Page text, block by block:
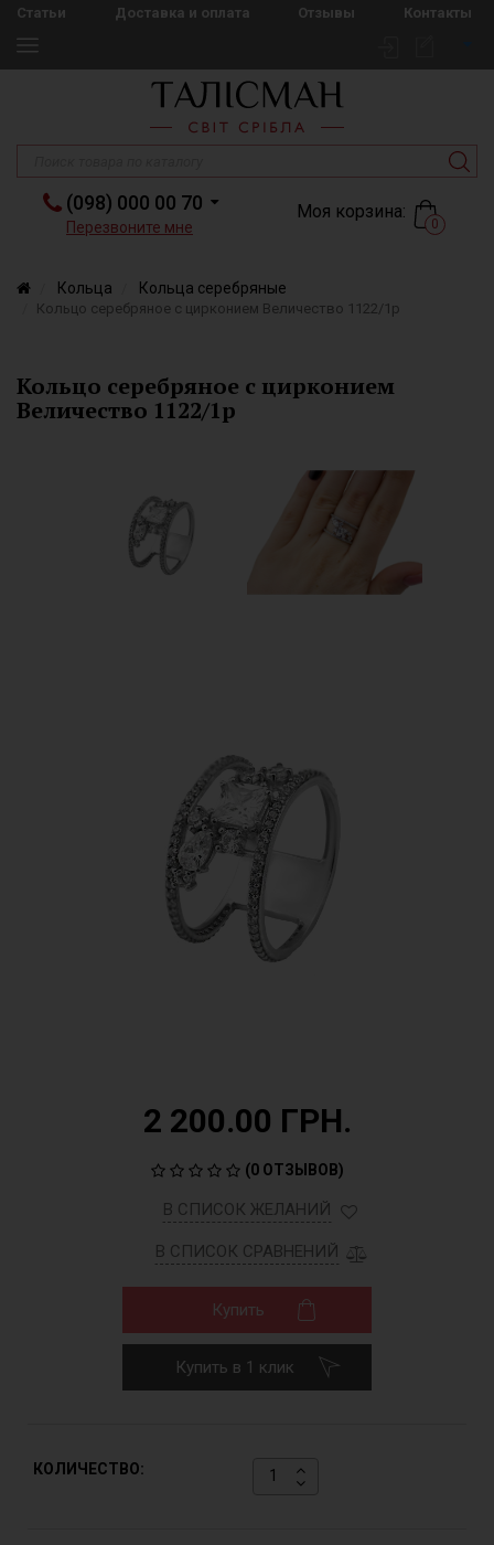
Статьи Доставка и оплата Отзывы Контакты
(098) 000 00 70
Перезвоните мне
Моя корзина:
0
Кольца Кольца серебряные
Кольцо серебряное с цирконием Величество 1122/1р
Кольцо серебряное с цирконием
Величество 1122/1р
2 200.00 ГРН.
(0 ОТЗЫВОВ)
В СПИСОК ЖЕЛАНИЙ
В СПИСОК СРАВНЕНИЙ
Купить
Купить в 1 клик
КОЛИЧЕСТВО: